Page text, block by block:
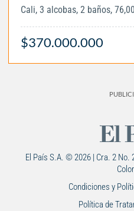
Cali, 3 alcobas, 2 baños,
$370.000.000
El País S.A. © 2026 | Cra. 2 No.
Condiciones y
Política de